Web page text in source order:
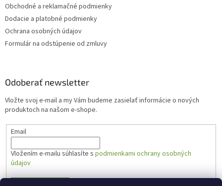
Obchodné a reklamačné podmienky
Dodacie a platobné podmienky
Ochrana osobných údajov
Formulár na odstúpenie od zmluvy
Odoberať newsletter
Vložte svoj e-mail a my Vám budeme zasielať informácie o nových
produktoch na našom e-shope.
Email
Vložením e-mailu súhlasíte s podmienkami ochrany osobných
údajov